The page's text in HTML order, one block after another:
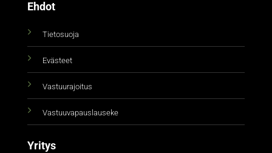
Ehdot
Tietosuoja
Evästeet
Vastuurajoitus
Vastuuvapauslauseke
Yritys